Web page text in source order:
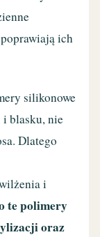
poprawiają ich
silikonowe
i blasku, nie
Dlatego
i
te polimery
oraz